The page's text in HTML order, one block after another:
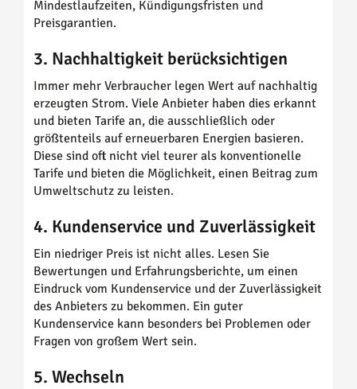
Mindestlaufzeiten, Kündigungsfristen und
Preisgarantien.
3. Nachhaltigkeit berücksichtigen
Immer mehr Verbraucher legen Wert auf nachhaltig
erzeugten Strom. Viele Anbieter haben dies erkannt
und bieten Tarife an, die ausschließlich oder
größtenteils auf erneuerbaren Energien basieren.
Diese sind oft nicht viel teurer als konventionelle
Tarife und bieten die Möglichkeit, einen Beitrag zum
Umweltschutz zu leisten.
4. Kundenservice und Zuverlässigkeit
Ein niedriger Preis ist nicht alles. Lesen Sie
Bewertungen und Erfahrungsberichte, um einen
Eindruck vom Kundenservice und der Zuverlässigkeit
des Anbieters zu bekommen. Ein guter
Kundenservice kann besonders bei Problemen oder
Fragen von großem Wert sein.
5. Wechseln